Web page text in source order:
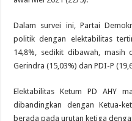
Dalam survei ini, Partai
politik dengan elektabilitas
14,8%, sedikit dibawah,
Gerindra (15,03%) dan PDI-P
Elektabilitas Ketum PD AHY
dibandingkan dengan Ketua-
berada pada urutan ketiga